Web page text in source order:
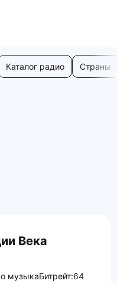
Каталог радио Страны
Века
музыкаБитрейт:64